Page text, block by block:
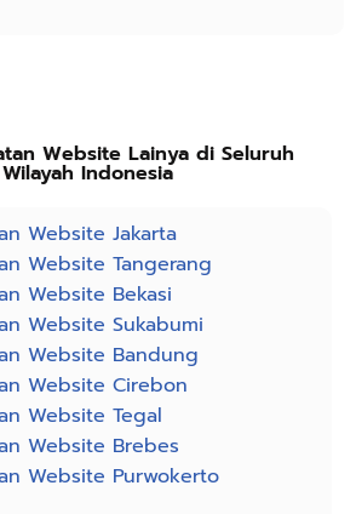
Website Lainya di Seluruh
Wilayah Indonesia
Website Jakarta
Website Tangerang
Website Bekasi
Website Sukabumi
Website Bandung
Website Cirebon
Website Tegal
Website Brebes
Website Purwokerto